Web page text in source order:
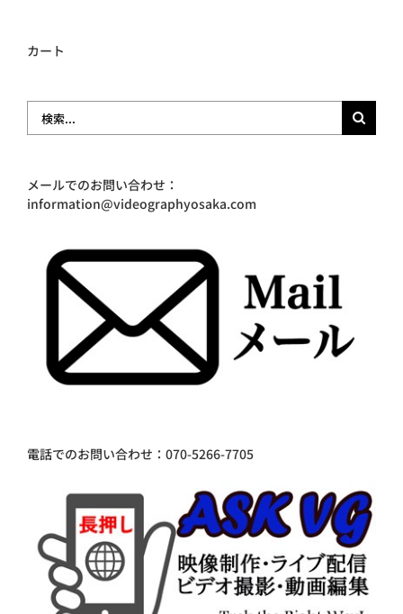
カート
索
メールでのお問い合わせ：
information@videographyosaka.com
電話でのお問い合わせ：070-5266-7705